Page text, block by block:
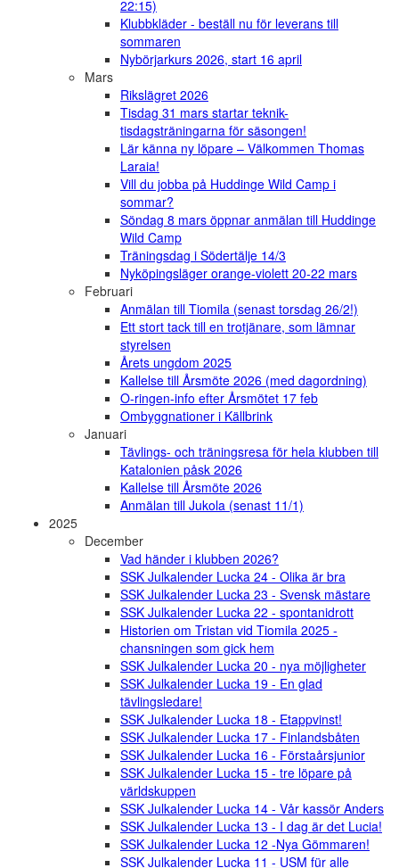
22:15)
Klubbkläder - beställ nu för leverans till
sommaren
Nybörjarkurs 2026, start 16 april
Mars
Rikslägret 2026
Tisdag 31 mars startar teknik-
tisdagsträningarna för säsongen!
Lär känna ny löpare – Välkommen Thomas
Laraia!
Vill du jobba på Huddinge Wild Camp i
sommar?
Söndag 8 mars öppnar anmälan till Huddinge
Wild Camp
Träningsdag i Södertälje 14/3
Nyköpingsläger orange-violett 20-22 mars
Februari
Anmälan till Tiomila (senast torsdag 26/2!)
Ett stort tack till en trotjänare, som lämnar
styrelsen
Årets ungdom 2025
Kallelse till Årsmöte 2026 (med dagordning)
O-ringen-info efter Årsmötet 17 feb
Ombyggnationer i Källbrink
Januari
Tävlings- och träningsresa för hela klubben till
Katalonien påsk 2026
Kallelse till Årsmöte 2026
Anmälan till Jukola (senast 11/1)
2025
December
Vad händer i klubben 2026?
SSK Julkalender Lucka 24 - Olika är bra
SSK Julkalender Lucka 23 - Svensk mästare
SSK Julkalender Lucka 22 - spontanidrott
Historien om Tristan vid Tiomila 2025 -
chansningen som gick hem
SSK Julkalender Lucka 20 - nya möjligheter
SSK Julkalender Lucka 19 - En glad
tävlingsledare!
SSK Julkalender Lucka 18 - Etappvinst!
SSK Julkalender Lucka 17 - Finlandsbåten
SSK Julkalender Lucka 16 - Förstaårsjunior
SSK Julkalender Lucka 15 - tre löpare på
världskuppen
SSK Julkalender Lucka 14 - Vår kassör Anders
SSK Julkalender Lucka 13 - I dag är det Lucia!
SSK Julkalender Lucka 12 -Nya Gömmaren!
SSK Julkalender Lucka 11 - USM für alle